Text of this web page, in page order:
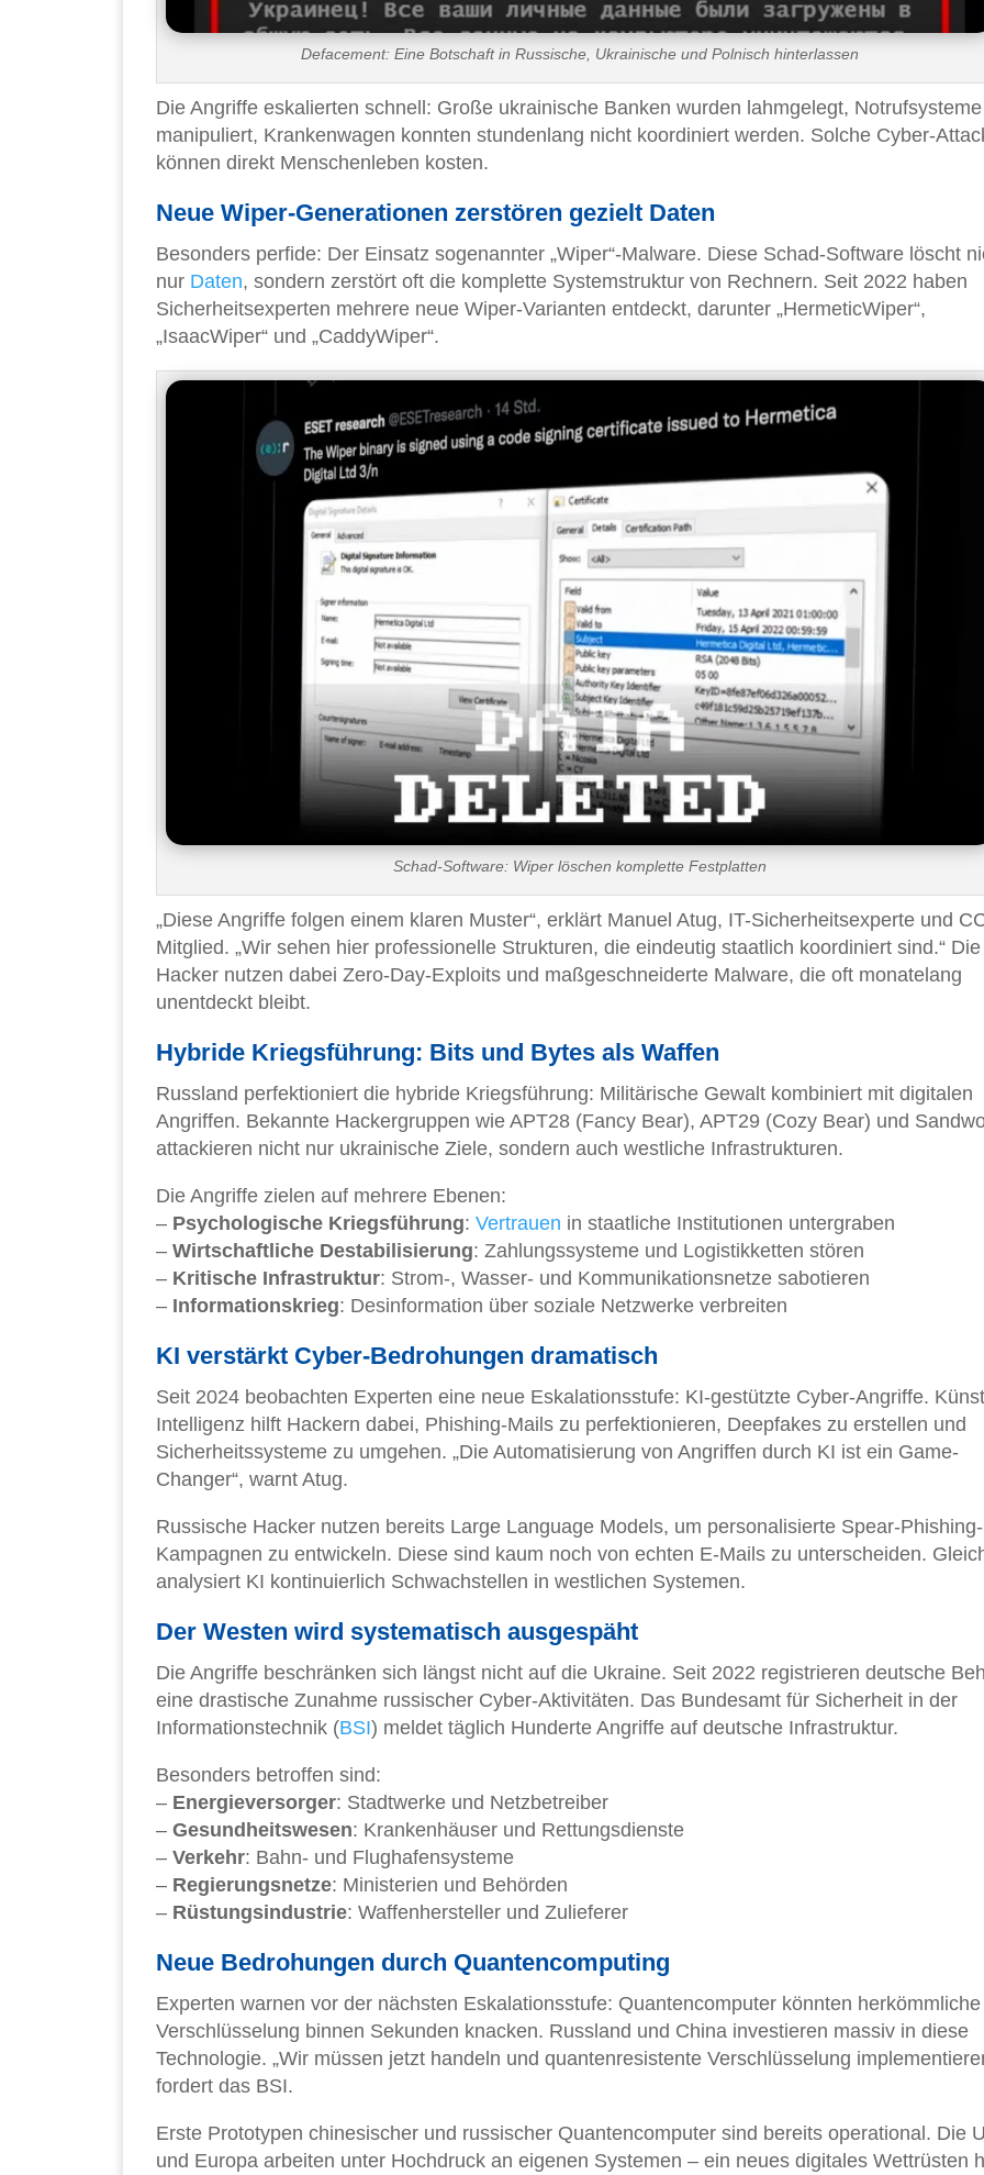
Defacement: Eine Botschaft in Russische, Ukrainische und Polnisch hinterlassen
Die Angriffe eskalierten schnell: Große ukrainische Banken wurden lahmgelegt, Notrufsysteme
manipuliert, Krankenwagen konnten stundenlang nicht koordiniert werden. Solche Cyber-
können direkt Menschenleben kosten.
Neue Wiper-Generationen zerstören gezielt Daten
Besonders perfide: Der Einsatz sogenannter „Wiper“-Malware. Diese Schad-Software löscht
nur Daten, sondern zerstört oft die komplette Systemstruktur von Rechnern. Seit 2022 haben
Sicherheitsexperten mehrere neue Wiper-Varianten entdeckt, darunter „HermeticWiper“,
„IsaacWiper“ und „CaddyWiper“.
Schad-Software: Wiper löschen komplette Festplatten
„Diese Angriffe folgen einem klaren Muster“, erklärt Manuel Atug, IT-Sicherheitsexperte und
Mitglied. „Wir sehen hier professionelle Strukturen, die eindeutig staatlich koordiniert sind.“ Die
Hacker nutzen dabei Zero-Day-Exploits und maßgeschneiderte Malware, die oft monatelang
unentdeckt bleibt.
Hybride Kriegsführung: Bits und Bytes als Waffen
Russland perfektioniert die hybride Kriegsführung: Militärische Gewalt kombiniert mit digitalen
Angriffen. Bekannte Hackergruppen wie APT28 (Fancy Bear), APT29 (Cozy Bear) und
attackieren nicht nur ukrainische Ziele, sondern auch westliche Infrastrukturen.
Die Angriffe zielen auf mehrere Ebenen:
– Psychologische Kriegsführung: Vertrauen in staatliche Institutionen untergraben
– Wirtschaftliche Destabilisierung: Zahlungssysteme und Logistikketten stören
– Kritische Infrastruktur: Strom-, Wasser- und Kommunikationsnetze sabotieren
– Informationskrieg: Desinformation über soziale Netzwerke verbreiten
KI verstärkt Cyber-Bedrohungen dramatisch
Seit 2024 beobachten Experten eine neue Eskalationsstufe: KI-gestützte Cyber-Angriffe.
Intelligenz hilft Hackern dabei, Phishing-Mails zu perfektionieren, Deepfakes zu erstellen und
Sicherheitssysteme zu umgehen. „Die Automatisierung von Angriffen durch KI ist ein Game-
Changer“, warnt Atug.
Russische Hacker nutzen bereits Large Language Models, um personalisierte Spear-Phishing-
Kampagnen zu entwickeln. Diese sind kaum noch von echten E-Mails zu unterscheiden.
analysiert KI kontinuierlich Schwachstellen in westlichen Systemen.
Der Westen wird systematisch ausgespäht
Die Angriffe beschränken sich längst nicht auf die Ukraine. Seit 2022 registrieren deutsche
eine drastische Zunahme russischer Cyber-Aktivitäten. Das Bundesamt für Sicherheit in der
Informationstechnik (BSI) meldet täglich Hunderte Angriffe auf deutsche Infrastruktur.
Besonders betroffen sind:
– Energieversorger: Stadtwerke und Netzbetreiber
– Gesundheitswesen: Krankenhäuser und Rettungsdienste
– Verkehr: Bahn- und Flughafensysteme
– Regierungsnetze: Ministerien und Behörden
– Rüstungsindustrie: Waffenhersteller und Zulieferer
Neue Bedrohungen durch Quantencomputing
Experten warnen vor der nächsten Eskalationsstufe: Quantencomputer könnten herkömmliche
Verschlüsselung binnen Sekunden knacken. Russland und China investieren massiv in diese
Technologie. „Wir müssen jetzt handeln und quantenresistente Verschlüsselung
fordert das BSI.
Erste Prototypen chinesischer und russischer Quantencomputer sind bereits operational. Die
und Europa arbeiten unter Hochdruck an eigenen Systemen – ein neues digitales Wettrüsten